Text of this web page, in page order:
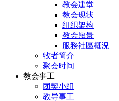
教会建堂
教会现状
组织架构
教会愿景
服務社區概況
牧者简介
聚会时间
教会事工
团契小组
教导事工